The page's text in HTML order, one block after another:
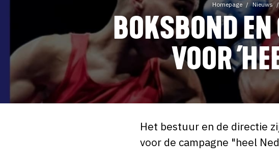
Homepage Nieuws
BOKSBOND
VOOR
Het bestuur en de directie
voor de campagne "heel